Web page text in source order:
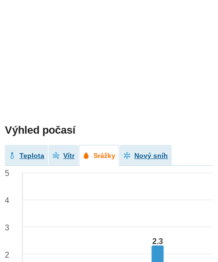
Výhled počasí
Teplota Vítr Srážky Nový sníh
2.3
5
4
3
2